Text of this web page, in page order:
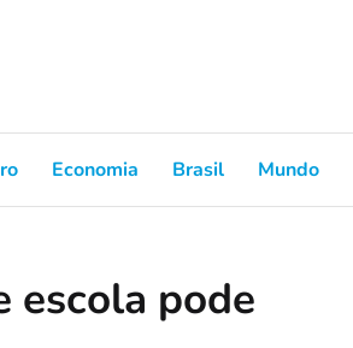
Economia Brasil Mundo
escola pode